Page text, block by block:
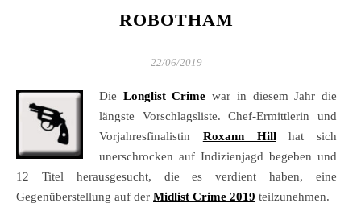
ROBOTHAM
22/06/2019
Die Longlist Crime war in diesem Jahr die
längste Vorschlagsliste. Chef-Ermittlerin und
Vorjahresfinalistin Roxann Hillhat sich
unerschrocken auf Indizienjagd begeben und
12 Titel herausgesucht, die es verdient haben, eine
Gegenüberstellung auf der Midlist Crime 2019 teilzunehmen.